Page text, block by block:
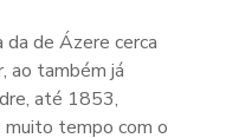
da de Ázere cerca
ao também já
até 1853,
muito tempo com o